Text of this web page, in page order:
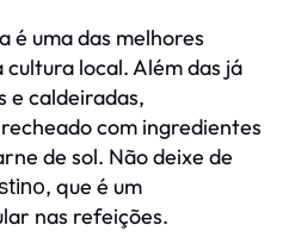
é uma das melhores
local. Além das já
e caldeiradas,
recheado com ingredientes
de sol. Não deixe de
, que é um
nas refeições.